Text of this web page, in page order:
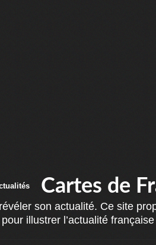
Cartes de
son actualité. Ce site
illustrer l’actualité